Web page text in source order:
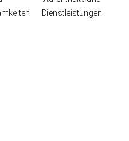
Dienstleistungen